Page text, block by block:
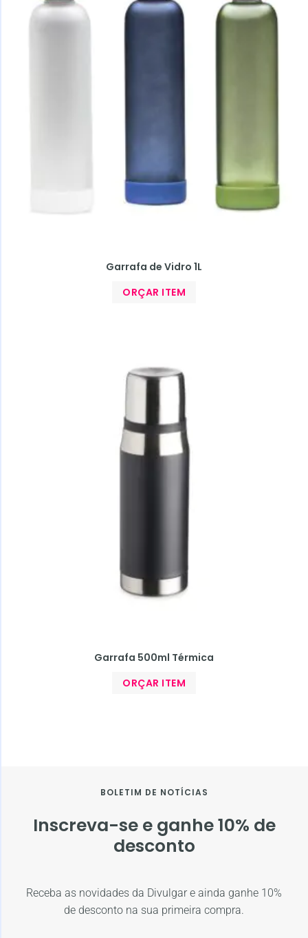
Garrafa de Vidro 1L
ORÇAR ITEM
Garrafa 500ml Térmica
ORÇAR ITEM
BOLETIM DE NOTÍCIAS
Inscreva-se e ganhe 10% de
desconto
Receba as novidades da Divulgar e ainda ganhe 10%
de desconto na sua primeira compra.